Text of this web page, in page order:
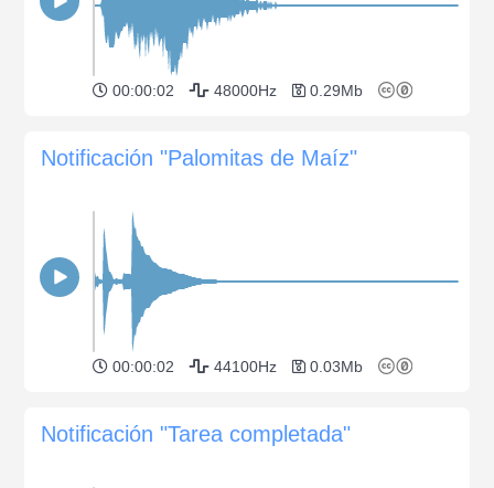
00:00:02 48000Hz 0.29Mb
Notificación "Palomitas de Maíz"
00:00:02 44100Hz 0.03Mb
Notificación "Tarea completada"